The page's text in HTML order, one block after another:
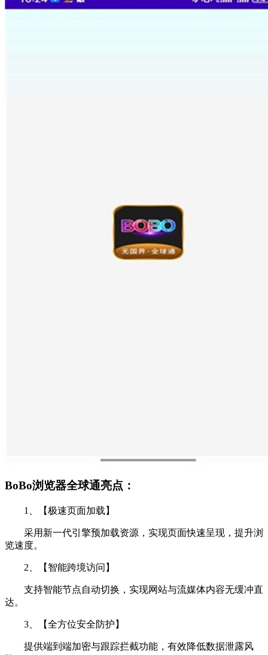
BoBo浏览器全球通亮点：
1、【极速页面加载】
采用新一代引擎预加载资源，实现页面快速呈现，提升浏
览速度。
2、【智能跨境访问】
支持智能节点自动切换，实现网站与流媒体内容无缓冲直
达。
3、【全方位安全防护】
提供端到端加密与跟踪拦截功能，有效降低数据泄露风